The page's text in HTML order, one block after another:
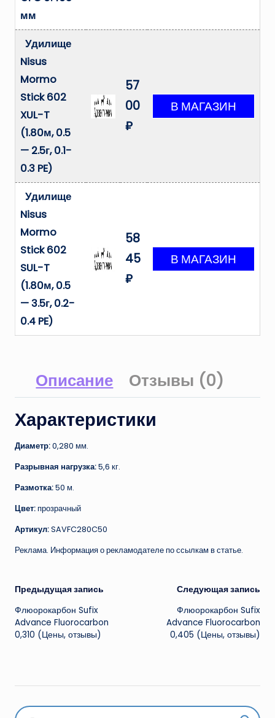
мм
Удилище
Nisus
Mormo
Stick 602
XUL-T
(1.80м, 0.5
— 2.5г, 0.1-
0.3 PE)
57
00
₽
Удилище
Nisus
Mormo
Stick 602
SUL-T
(1.80м, 0.5
— 3.5г, 0.2-
0.4 PE)
58
45
₽
Описание Отзывы (0)
Характеристики
Диаметр:0,280 мм.
Разрывная нагрузка:5,6 кг.
Размотка:50 м.
Цвет:прозрачный
Артикул:SAVFC280C50
Реклама. Информация о рекламодателе по ссылкам в статье.
Навигация
записи
Предыдущая запись
Флюорокарбон Sufix
Advance Fluorocarbon
0,310 (Цены, отзывы)
Следующая запись
Флюорокарбон Sufix
Advance Fluorocarbon
0,405 (Цены, отзывы)